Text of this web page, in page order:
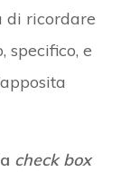
di ricordare
specifico, e
check box